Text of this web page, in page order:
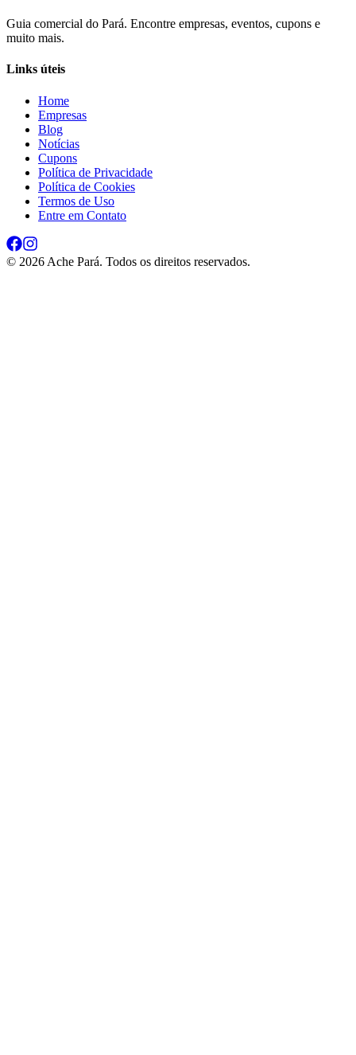
Guia comercial do Pará. Encontre empresas, eventos, cupons e
muito mais.
Links úteis
Home
Empresas
Blog
Notícias
Cupons
Política de Privacidade
Política de Cookies
Termos de Uso
Entre em Contato
© 2026 Ache Pará. Todos os direitos reservados.